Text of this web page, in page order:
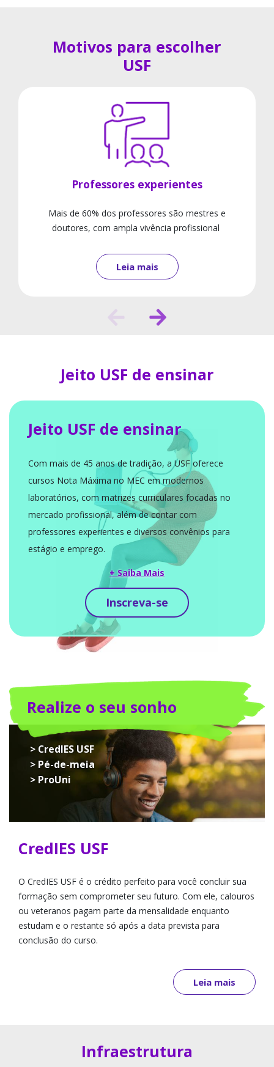
Motivos para escolher
USF
Professores experientes
Mais de 60% dos professores são mestres e
doutores, com ampla vivência profissional
Leia mais
Jeito USF de ensinar
Jeito USF de ensinar
Com mais de 45 anos de tradição, a USF oferece
cursos Nota Máxima no MEC em modernos
laboratórios, com matrizes curriculares focadas no
mercado profissional, além de contar com
professores experientes e diversos convênios para
estágio e emprego.
+ Saiba Mais
Inscreva-se
Realize o seu sonho
> CredIES USF
> Pé-de-meia
> ProUni
CredIES USF
O CredIES USF é o crédito perfeito para você concluir sua
formação sem comprometer seu futuro. Com ele, calouros
ou veteranos pagam parte da mensalidade enquanto
estudam e o restante só após a data prevista para
conclusão do curso.
Leia mais
Infraestrutura